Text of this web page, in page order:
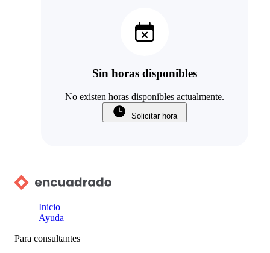
Sin horas disponibles
No existen horas disponibles actualmente.
Solicitar hora
Inicio
Ayuda
Para consultantes